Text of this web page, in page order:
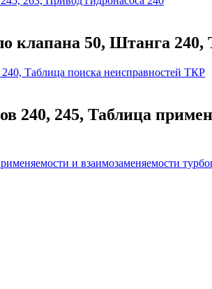
50, Штанга 240,
240, 245, Таблица